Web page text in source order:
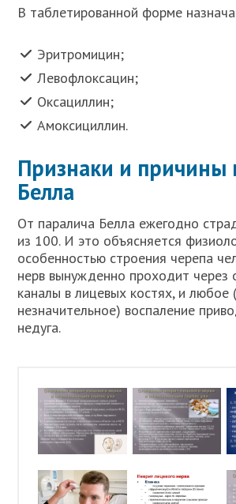
В таблетированной форме
Эритромицин;
Левофлоксацин;
Оксациллин;
Амоксициллин.
Признаки и причины
Белла
От паралича Белла ежегодно
из 100. И это объясняется
особенностью строения черепа
нерв вынужденно проходит через
каналы в лицевых костях, и
незначительное) воспаление
недуга.